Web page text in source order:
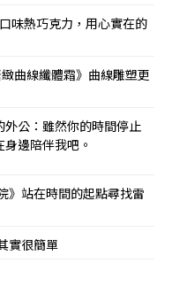
味熱巧克力，用心實在的
曲線纖體霜》曲線雕塑更
外公：雖然你的時間停止
邊陪伴我吧。
》站在時間的起點尋找雷
實很簡單